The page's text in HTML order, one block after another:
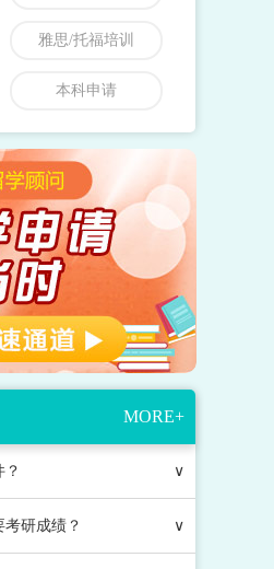
雅思/托福培训
本科申请
MORE+
∨
研成绩？ ∨